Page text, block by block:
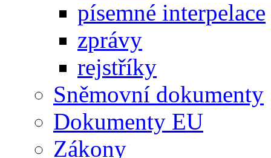
písemné interpelace
zprávy
rejstříky
Sněmovní dokumenty
Dokumenty EU
Zákony